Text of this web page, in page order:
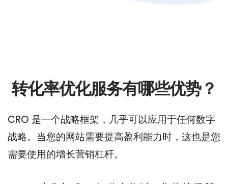
转化率优化服务有哪些优势？
CRO 是一个战略框架，几乎可以应用于任何数字
战略。当您的网站需要提高盈利能力时，这也是您
需要使用的增长营销杠杆。